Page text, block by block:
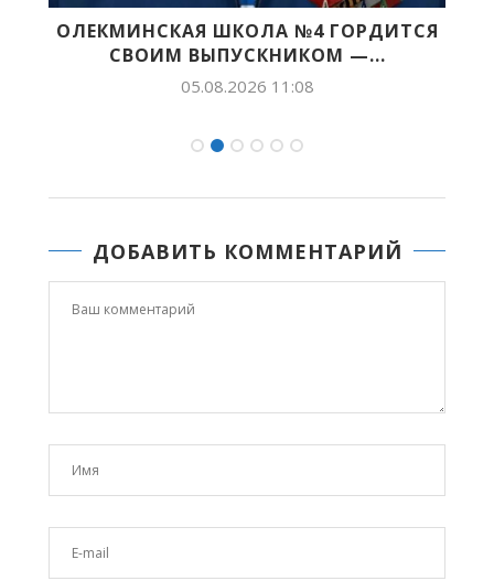
ОЛЕКМИНСКАЯ ШКОЛА №4 ГОРДИТСЯ
СВОИМ ВЫПУСКНИКОМ —...
05.08.2026 11:08
ДОБАВИТЬ КОММЕНТАРИЙ